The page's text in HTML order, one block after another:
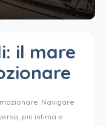
il mare
Navigare
più intima e